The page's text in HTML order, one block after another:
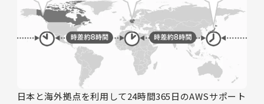
日本と海外拠点を利用して24時間365日のAWSサポート